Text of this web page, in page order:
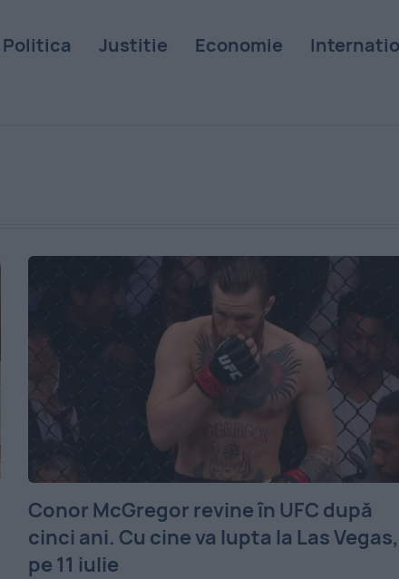
Politica Justitie Economie
Conor McGregor revine în UFC după
cinci ani. Cu cine va lupta la Las Vegas,
pe 11 iulie